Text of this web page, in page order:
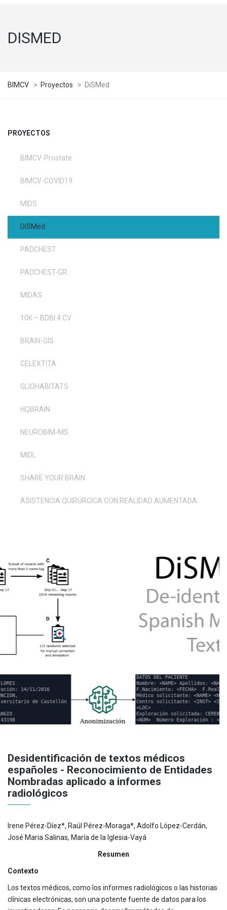
DISMED
BIMCV > Proyectos > DiSMed
PROYECTOS
BIMCV-Prostate
BIMCV-COVID19
MIDS
DiSMed
PADCHEST
PADCHEST-GR
MIDAS
10K – BDBI 4 CV
BRAIN-GIS
CELEXTITA
GLIOHABITATS
HQBRAIN
NEUROBIM-MS
MIDL
SHARE YOUR BRAIN
ASISTENCIA QUIRÚRGICA CON REALIDAD AUMENTADA
Desidentificación de textos médicos
españoles - Reconocimiento de Entidades
Nombradas aplicado a informes
radiológicos
Irene Pérez-Díez*, Raúl Pérez-Moraga*, Adolfo López-Cerdán,
José Maria Salinas, María de la Iglesia-Vayá
Resumen
Contexto
Los textos médicos, como los informes radiológicos o las historias
clínicas electrónicas, son una potente fuente de datos para los